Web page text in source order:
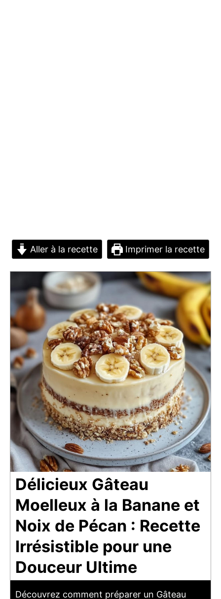
Aller à la recette Imprimer la recette
Délicieux Gâteau
Moelleux à la Banane et
Noix de Pécan : Recette
Irrésistible pour une
Douceur Ultime
Découvrez comment préparer un Gâteau